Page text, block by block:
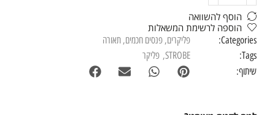
הוסף להשוואה
הוספה לרשימת המשאלות
Categories: פליקרים, פנסים חכמים, תאורה
Tags:
STROBE
, פליקר
שיתוף: